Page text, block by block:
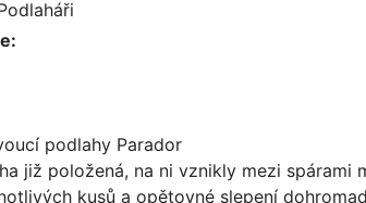
podlahy Parador
již položená, na ni vznikly mezi spárami
kusů a opětovné slepení